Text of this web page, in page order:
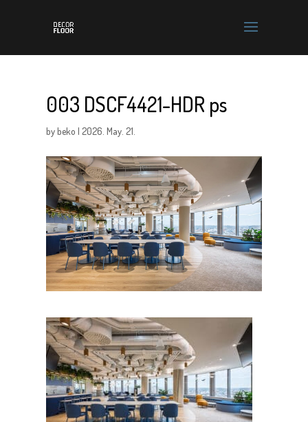
003 DSCF4421-HDR ps
bybeko |2026. May. 21.